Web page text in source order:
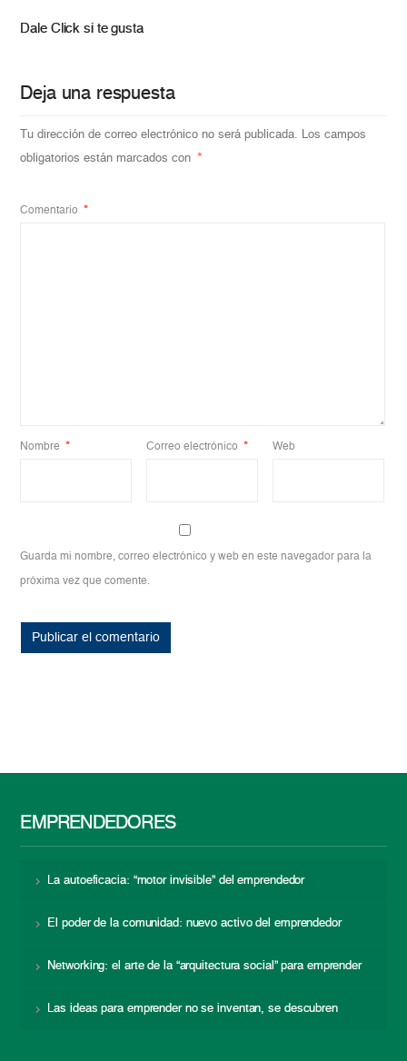
Dale Click si te gusta
Deja una respuesta
Tu dirección de correo electrónico no será publicada. Los campos
obligatorios están marcados con *
Comentario *
Nombre * Correo electrónico * Web
Guarda mi nombre, correo electrónico y web en este navegador para la
próxima vez que comente.
EMPRENDEDORES
La autoeficacia: “motor invisible” del emprendedor
El poder de la comunidad: nuevo activo del emprendedor
Networking: el arte de la “arquitectura social” para emprender
Las ideas para emprender no se inventan, se descubren